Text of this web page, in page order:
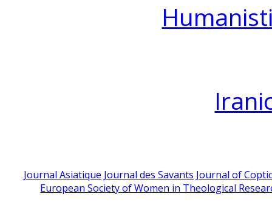
Journal Asiatique Journal des Savants Journal of
European Society of Women in Theological